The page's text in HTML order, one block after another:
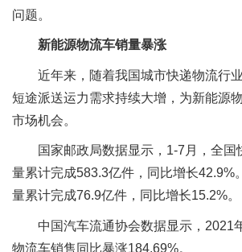
问题。
新能源物流车销量暴涨
近年来，随着我国城市快递物流行
短途派送运力需求持续大增，为新能源
市场机会。
国家邮政局数据显示，1-7月，全国
量累计完成583.3亿件，同比增长42.9%
量累计完成76.9亿件，同比增长15.2%。
中国汽车流通协会数据显示，2021
物流车销售同比暴涨184.69%。